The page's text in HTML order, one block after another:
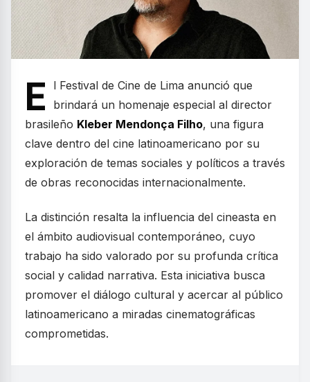
E
l Festival de Cine de Lima anunció que
brindará un homenaje especial al director
brasileño Kleber Mendonça Filho, una figura
clave dentro del cine latinoamericano por su
exploración de temas sociales y políticos a través
de obras reconocidas internacionalmente.
La distinción resalta la influencia del cineasta en
el ámbito audiovisual contemporáneo, cuyo
trabajo ha sido valorado por su profunda crítica
social y calidad narrativa. Esta iniciativa busca
promover el diálogo cultural y acercar al público
latinoamericano a miradas cinematográficas
comprometidas.